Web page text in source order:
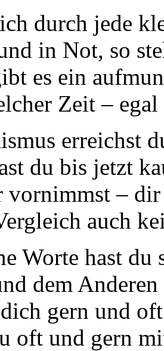
durch jede
in Not, so
es ein
Zeit –
erreichst
du bis jetzt
vornimmst –
auch
Worte hast
dem
gern und
oft und gern